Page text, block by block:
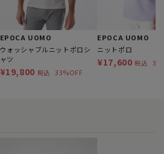
EPOCA UOMO
ウォッシャブルニットポロシ
ャツ
¥19,800 税込 33%OFF
EPOCA UOMO
ニットポロ
¥17,600 税込